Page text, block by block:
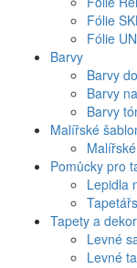
Fólie
Fólie
Barvy
Barvy
Barvy
Barvy
Malířské
Pomůcky pro
Lepidla
Tapety a
Levné
Levné